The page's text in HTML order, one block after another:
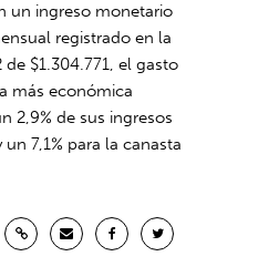
un ingreso monetario
registrado en la
de $1.304.771, el gasto
más económica
2,9% de sus ingresos
7,1% para la canasta